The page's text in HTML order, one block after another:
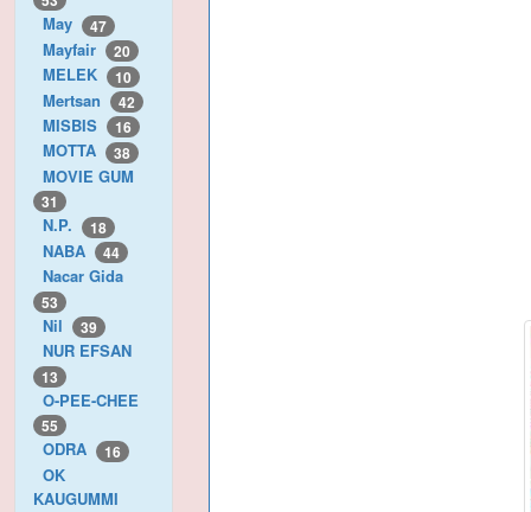
May 47
Mayfair 20
MELEK 10
Mertsan 42
MISBIS 16
MOTTA 38
MOVIE GUM
31
N.P. 18
NABA 44
Nacar Gida
53
Nil 39
NUR EFSAN
13
O-PEE-CHEE
55
ODRA 16
OK
KAUGUMMI